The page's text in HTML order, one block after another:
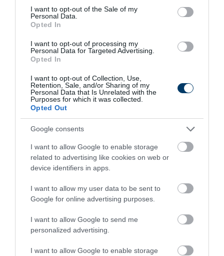
consent section.
I want to opt-out of the Sale of my
Personal Data.
Opted In
I want to opt-out of processing my
Personal Data for Targeted Advertising.
Opted In
I want to opt-out of Collection, Use,
Retention, Sale, and/or Sharing of my
Personal Data that Is Unrelated with the
Purposes for which it was collected.
Opted Out
Google consents
I want to allow Google to enable storage
related to advertising like cookies on web or
device identifiers in apps.
I want to allow my user data to be sent to
Google for online advertising purposes.
I want to allow Google to send me
personalized advertising.
I want to allow Google to enable storage
This Simple Trick Removes All Parasites From
Your Body!